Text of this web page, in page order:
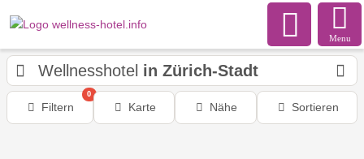
Menu
Wellnesshotel in Zürich-Stadt
Filtern
0
Karte Nähe Sortieren